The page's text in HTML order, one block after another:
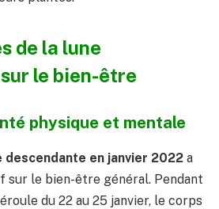
de la lune
le bien-être
physique et mentale
descendante en janvier 2022 a
sur le bien-être général. Pendant
du 22 au 25 janvier, le corps